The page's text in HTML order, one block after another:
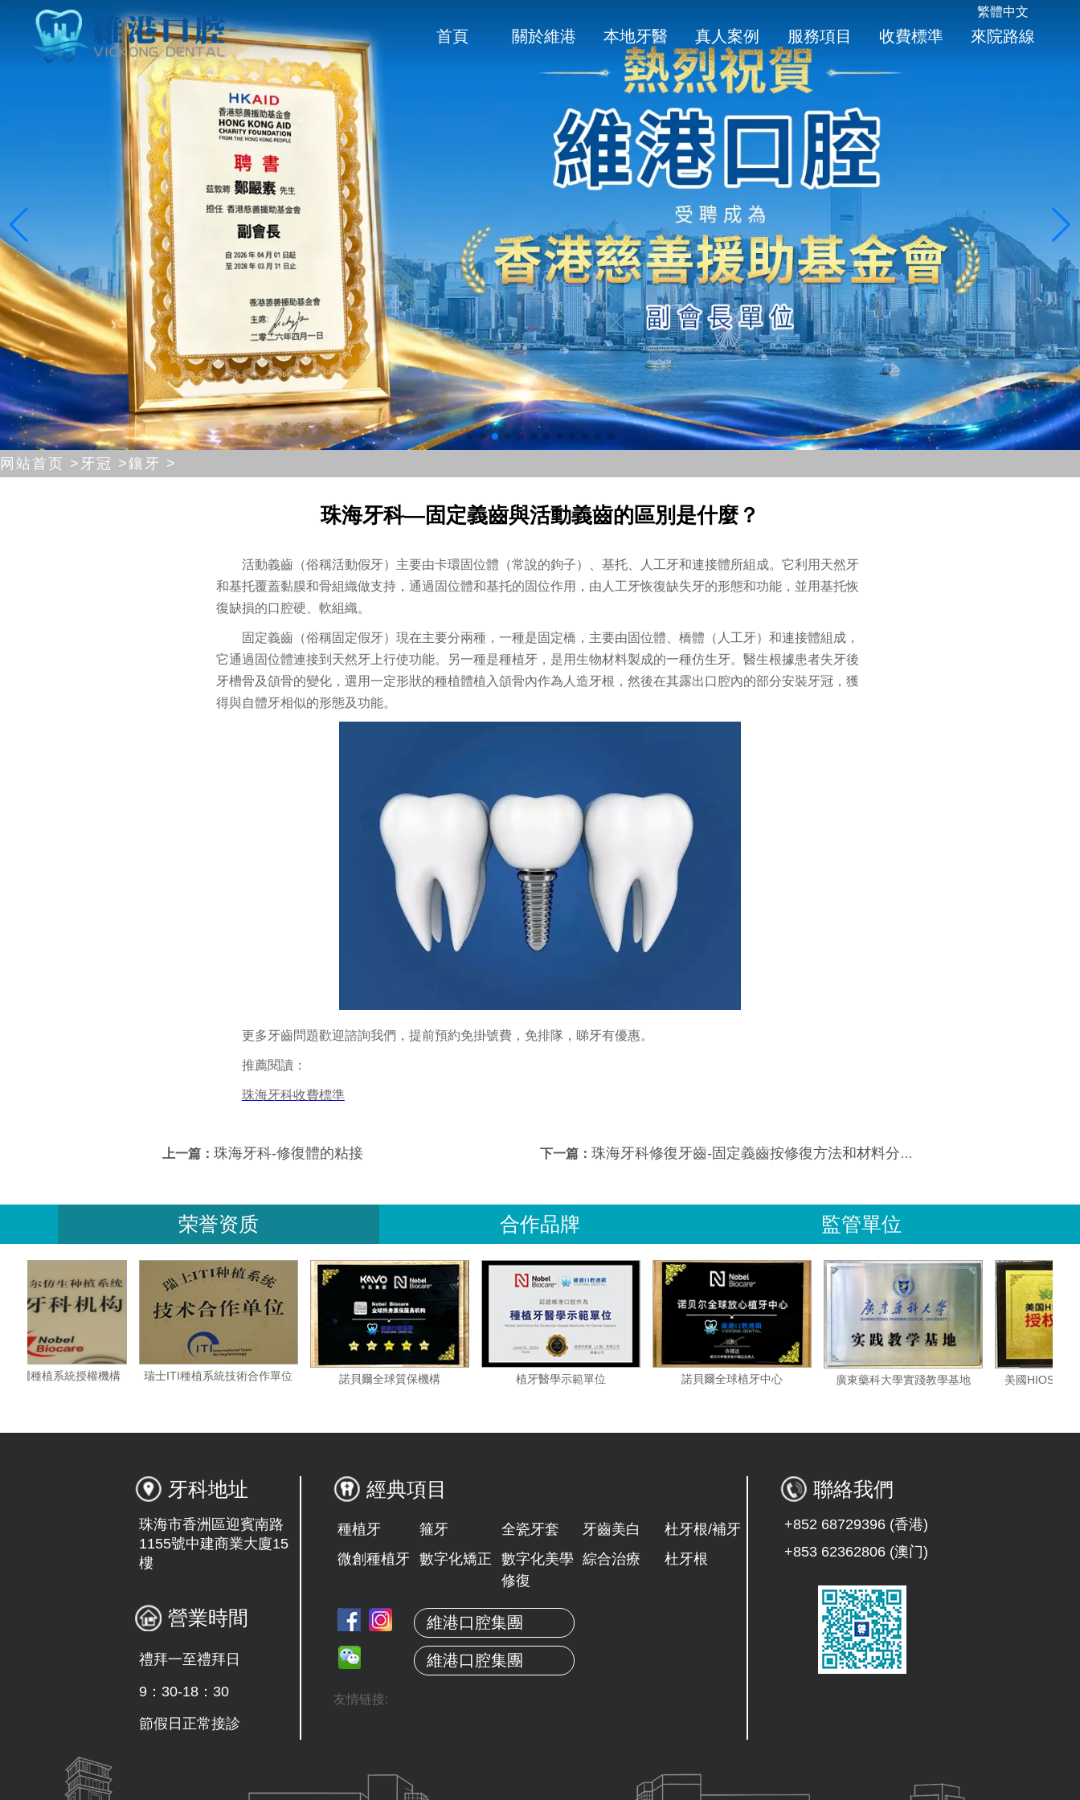
繁體中文
首頁 關於維港 本地牙醫 真人案例 服務項目 收費標準 來院路線
网站首页 > 牙冠 >鑲牙 >
珠海牙科—固定義齒與活動義齒的區別是什麼？
活動義齒（俗稱活動假牙）主要由卡環固位體（常說的鉤子）、基托、人工牙和連接體所組成。它利用天然牙
和基托覆蓋黏膜和骨組織做支持，通過固位體和基托的固位作用，由人工牙恢復缺失牙的形態和功能，並用基托恢
復缺損的口腔硬、軟組織。
固定義齒（俗稱固定假牙）現在主要分兩種，一種是固定橋，主要由固位體、橋體（人工牙）和連接體組成，
它通過固位體連接到天然牙上行使功能。另一種是種植牙，是用生物材料製成的一種仿生牙。醫生根據患者失牙後
牙槽骨及頜骨的變化，選用一定形狀的種植體植入頜骨內作為人造牙根，然後在其露出口腔內的部分安裝牙冠，獲
得與自體牙相似的形態及功能。
更多牙齒問題歡迎諮詢我們，提前預約免掛號費，免排隊，睇牙有優惠。
推薦閱讀：
珠海牙科收費標準
上一篇： 珠海牙科-修復體的粘接 下一篇： 珠海牙科修復牙齒-固定義齒按修復方法和材料分為幾種？
荣誉资质 合作品牌 監管單位
瑞典諾貝爾種植系統授權機構 瑞士ITI種植系統技術合作單位 諾貝爾全球質保機構 植牙醫學示範單位 諾貝爾全球植牙中心 廣東藥科大學實踐教學基地 美國
牙科地址
珠海市香洲區迎賓南路
1155號中建商業大廈15
樓
營業時間
禮拜一至禮拜日
9：30-18：30
節假日正常接診
經典項目
種植牙 箍牙 全瓷牙套 牙齒美白
杜牙根/補牙
微創種植牙 數字化矯正
數字化美學
修復
綜合治療 杜牙根
維港口腔集團
維港口腔集團
友情链接:
聯絡我們
+852 68729396 (香港)
+853 62362806 (澳门)